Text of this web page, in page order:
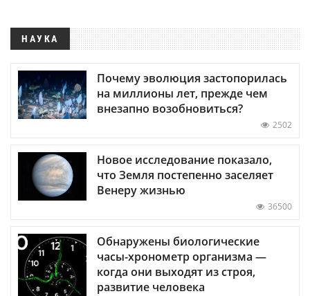
НАУКА
Почему эволюция застопорилась
на миллионы лет, прежде чем
внезапно возобновиться?
2502
Новое исследование показало,
что Земля постепенно заселяет
Венеру жизнью
36500
Обнаружены биологические
часы-хронометр организма —
когда они выходят из строя,
развитие человека